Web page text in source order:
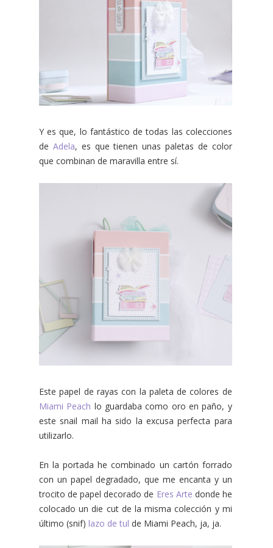
Y es que, lo fantástico de todas las colecciones
de Adela, es que tienen unas paletas de color
que combinan de maravilla entre sí.
Este papel de rayas con la paleta de colores de
Miami Peach lo guardaba como oro en paño, y
este snail mail ha sido la excusa perfecta para
utilizarlo.
En la portada he combinado un cartón forrado
con un papel degradado, que me encanta y un
trocito de papel decorado de Eres Arte donde he
colocado un die cut de la misma colección y mi
último (snif) lazo de tul de Miami Peach, ja, ja.